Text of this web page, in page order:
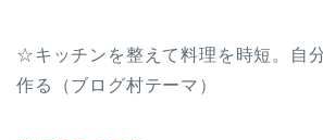
☆キッチンを整えて料理を時短。自
作る（ブログ村テーマ）